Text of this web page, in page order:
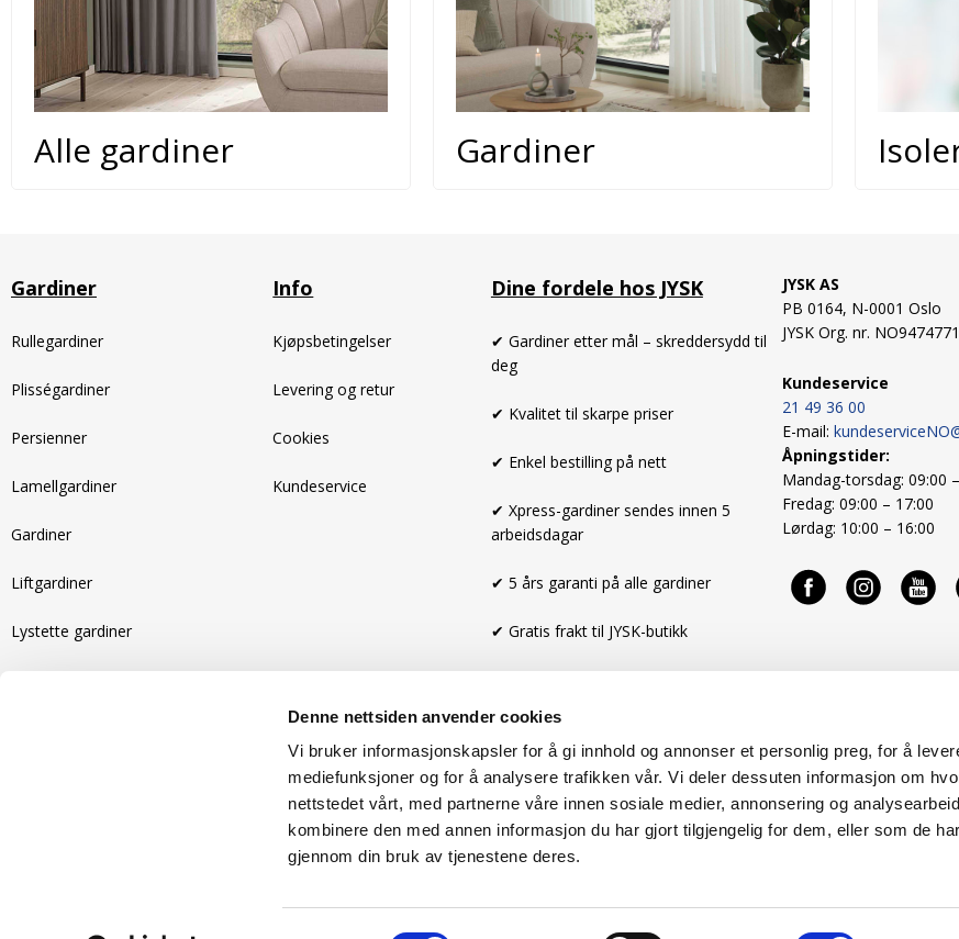
Denne nettsiden anvender cookies
Vi bruker informasjonskapsler for å gi innhold og annonser et personlig preg, for å
mediefunksjoner og for å analysere trafikken vår. Vi deler dessuten informasjon om
nettstedet vårt, med partnerne våre innen sosiale medier, annonsering og
kombinere den med annen informasjon du har gjort tilgjengelig for dem, eller som de
gjennom din bruk av tjenestene deres.
Alle gardiner Gardiner
Gardiner
Rullegardiner
Plisségardiner
Persienner
Lamellgardiner
Gardiner
Liftgardiner
Lystette gardiner
Info
Kjøpsbetingelser
Levering og retur
Cookies
Kundeservice
Dine fordele hos JYSK
✔ Gardiner etter mål – skreddersydd til
deg
✔ Kvalitet til skarpe priser
✔ Enkel bestilling på nett
✔ Xpress-gardiner sendes innen 5
arbeidsdagar
✔ 5 års garanti på alle gardiner
✔ Gratis frakt til JYSK-butikk
JYSK AS
PB 0164, N-0001 Oslo
JYSK Org. nr.
Kundeservice
21 49 36 00
E-mail:
Åpningstider:
Mandag-torsdag: 09:00
Fredag: 09:00 – 17:00
Lørdag: 10:00 – 16:00